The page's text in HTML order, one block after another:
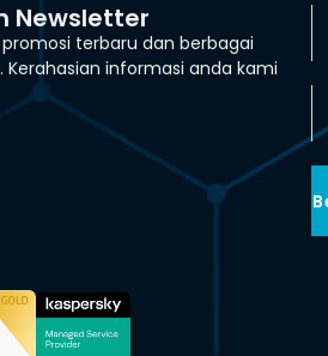
Newsletter
terbaru dan berbagai
informasi anda kami